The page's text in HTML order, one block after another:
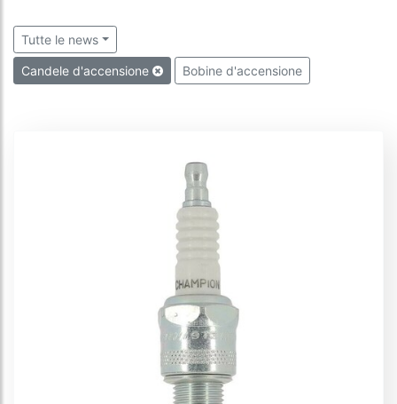
Tutte le news
Candele d'accensione Bobine d'accensione